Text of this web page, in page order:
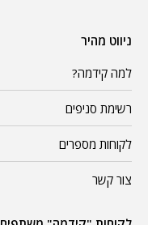
rar,
ניווט מהיר
למה קידמה?
רשימת סניפים
לקוחות מספרים
צור קשר